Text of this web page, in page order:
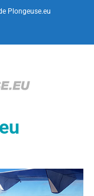
Plongeuse.eu